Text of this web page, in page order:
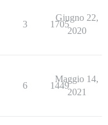
3 1705
Giugno 22,
2020
6 1449
Maggio 14,
2021